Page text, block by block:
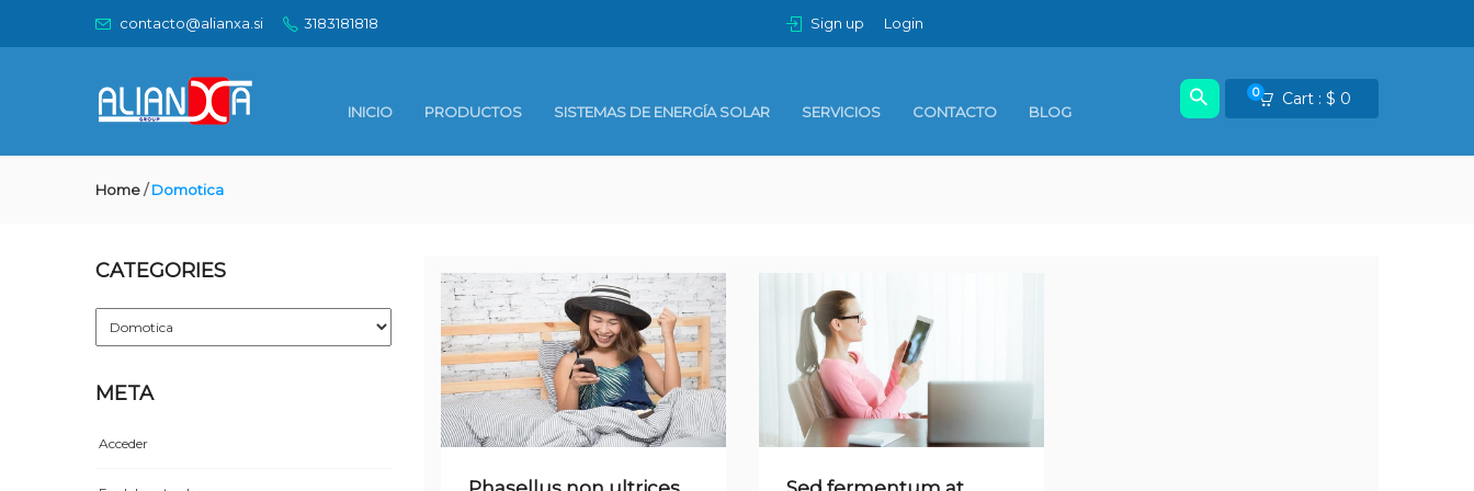
contacto@alianxa.si 3183181818 Sign up Login
INICIO PRODUCTOS SISTEMAS DE ENERGÍA SOLAR SERVICIOS CONTACTO BLOG
Cart : $ 0
0
Home/ Domotica
CATEGORIES
META
Acceder